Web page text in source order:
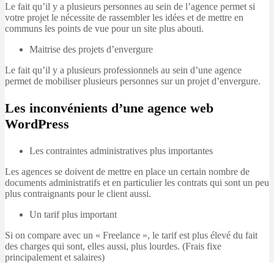
Le fait qu’il y a plusieurs personnes au sein de l’agence permet si
votre projet le nécessite de rassembler les idées et de mettre en
communs les points de vue pour un site plus abouti.
Maitrise des projets d’envergure
Le fait qu’il y a plusieurs professionnels au sein d’une agence
permet de mobiliser plusieurs personnes sur un projet d’envergure.
Les inconvénients d’une agence web
WordPress
Les contraintes administratives plus importantes
Les agences se doivent de mettre en place un certain nombre de
documents administratifs et en particulier les contrats qui sont un peu
plus contraignants pour le client aussi.
Un tarif plus important
Si on compare avec un « Freelance », le tarif est plus élevé du fait
des charges qui sont, elles aussi, plus lourdes. (Frais fixe
principalement et salaires)